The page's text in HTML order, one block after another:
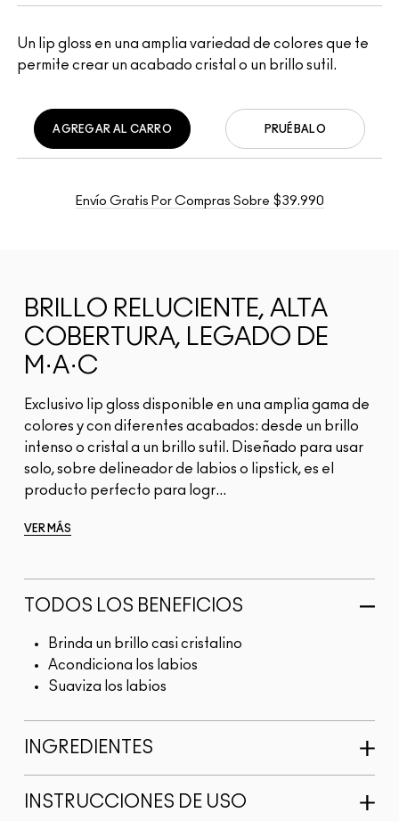
Un lip gloss en una amplia variedad de colores que te
permite crear un acabado cristal o un brillo sutil.
PRUÉBALO
AGREGAR AL CARRO
Envío Gratis Por Compras Sobre $39.990
BRILLO RELUCIENTE, ALTA
COBERTURA, LEGADO DE
M·A·C
Exclusivo lip gloss disponible en una amplia gama de
colores y con diferentes acabados: desde un brillo
intenso o cristal a un brillo sutil. Diseñado para usar
solo, sobre delineador de labios o lipstick, es el
producto perfecto para logr...
VER MÁS
TODOS LOS BENEFICIOS
Brinda un brillo casi cristalino
Acondiciona los labios
Suaviza los labios
INGREDIENTES
INSTRUCCIONES DE USO